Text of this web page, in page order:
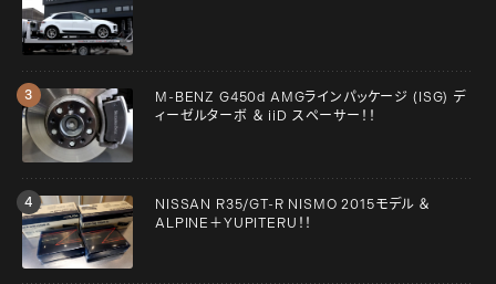
M-BENZ G450d AMGラインパッケージ (ISG) デ
ィーゼルターボ ＆ iiD スペーサー！！
NISSAN R35/GT-R NISMO 2015モデル ＆
ALPINE＋YUPITERU！！